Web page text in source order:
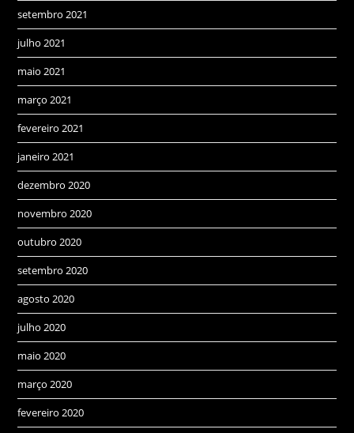
setembro 2021
julho 2021
maio 2021
março 2021
fevereiro 2021
janeiro 2021
dezembro 2020
novembro 2020
outubro 2020
setembro 2020
agosto 2020
julho 2020
maio 2020
março 2020
fevereiro 2020